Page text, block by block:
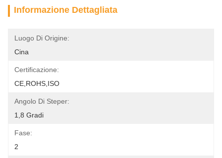
Informazione Dettagliata
Luogo Di Origine:
Cina
Certificazione:
CE,ROHS,ISO
Angolo Di Steper:
1,8 Gradi
Fase:
2